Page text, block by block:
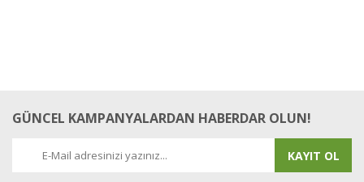
GÜNCEL KAMPANYALARDAN HABERDAR OLUN!
KAYIT OL